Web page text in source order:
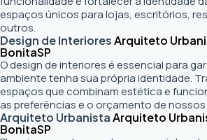
espaços únicos para lojas, escritórios,
outros.
Design de InterioresArquiteto
BonitaSP
O design de interiores é essencial para
ambiente tenha sua própria identidade.
espaços que combinam estética e
as preferências e o orçamento de
Arquiteto UrbanistaArquiteto
BonitaSP